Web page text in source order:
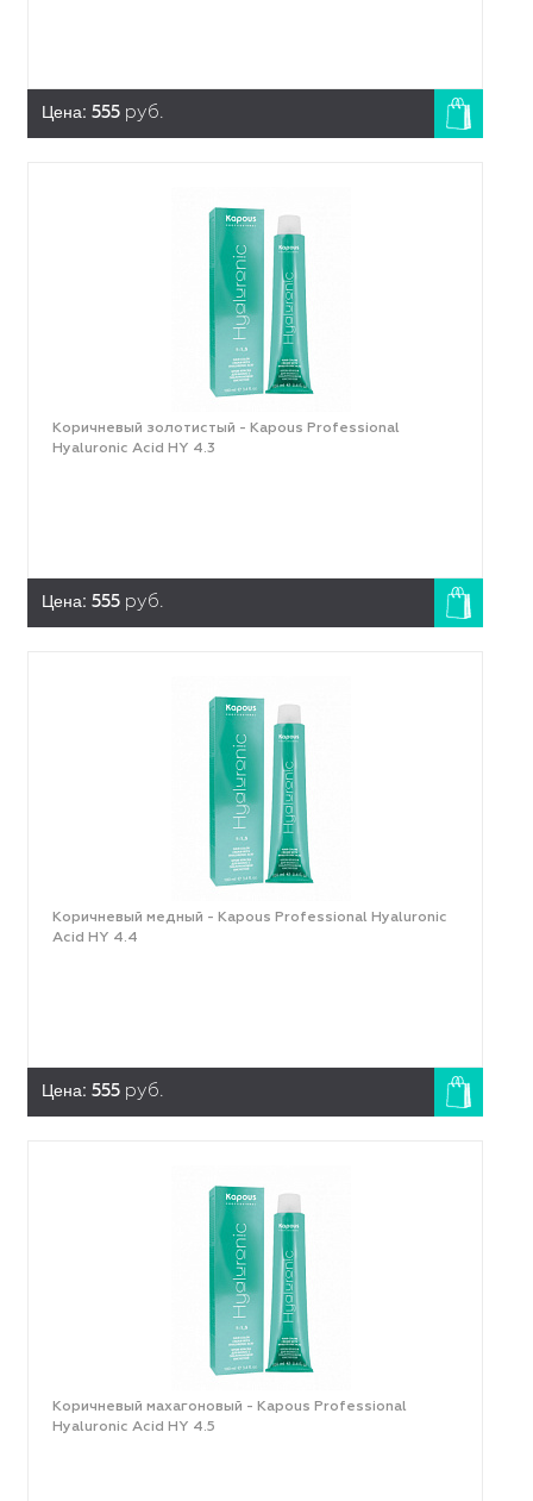
Цена: 555 руб.
Коричневый золотистый - Kapous Professional
Hyaluronic Acid HY 4.3
Цена: 555 руб.
Коричневый медный - Kapous Professional Hyaluronic
Acid HY 4.4
Цена: 555 руб.
Коричневый махагоновый - Kapous Professional
Hyaluronic Acid HY 4.5